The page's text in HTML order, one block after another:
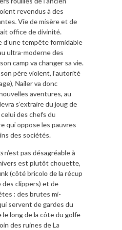
revendus à des
Vie de misère et de
office de divinité.
d’une tempête formidable
ultra-moderne des
camp va changer sa vie.
père violent, l’autorité
Nailer va donc
aventures, au
s’extraire du joug de
des chefs du
qui oppose les pauvres
des sociétés.
n’est pas désagréable à
est plutôt chouette,
(côté bricolo de la récup
clippers) et de
: des brutes mi-
servent de gardes du
le long de la côte du golfe
des ruines de La